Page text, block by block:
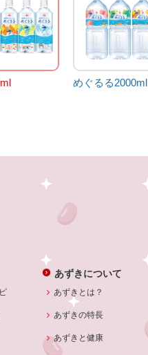
めぐるる2000ml
あずきについて
あずきとは？
あずきの特長
あずきと健康